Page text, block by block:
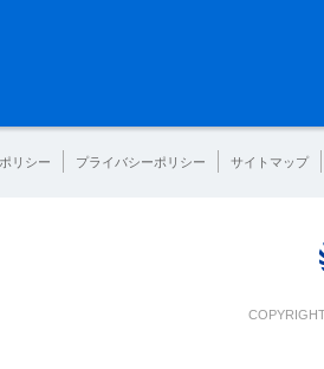
リシー プライバシーポリシー サイトマップ